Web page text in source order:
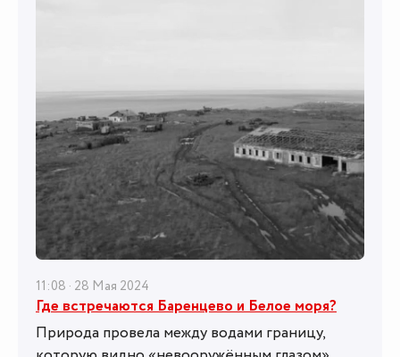
11:08 · 28 Мая 2024
Где встречаются Баренцево и Белое моря?
Природа провела между водами границу,